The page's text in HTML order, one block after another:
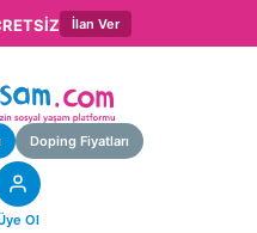
İlan Ver
Doping Fiyatları
Ol